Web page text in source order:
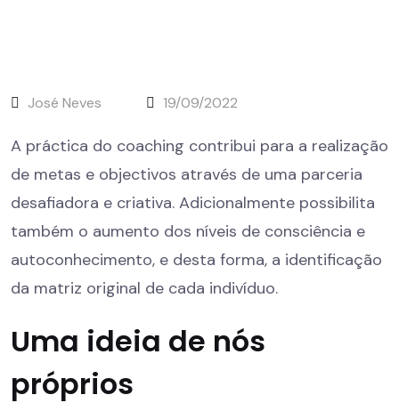
José Neves 19/09/2022
A práctica do coaching contribui para a realização
de metas e objectivos através de uma parceria
desafiadora e criativa. Adicionalmente possibilita
também o aumento dos níveis de consciência e
autoconhecimento, e desta forma, a identificação
da matriz original de cada indivíduo.
Uma ideia de nós
próprios